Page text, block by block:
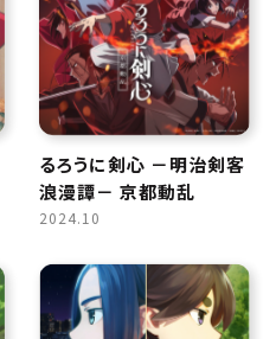
るろうに剣心 －明治剣客
浪漫譚－ 京都動乱
2024.10